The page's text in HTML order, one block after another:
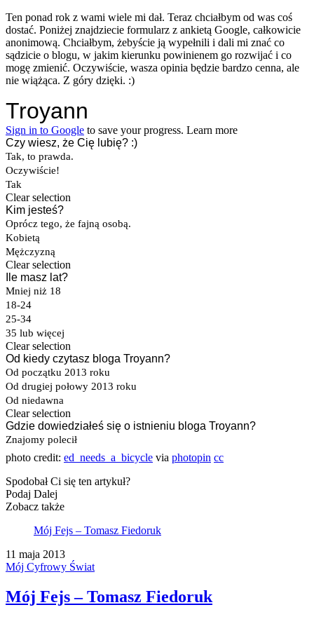
Ten ponad rok z wami wiele mi dał. Teraz chciałbym od was coś
dostać. Poniżej znajdziecie formularz z ankietą Google, całkowicie
anonimową. Chciałbym, żebyście ją wypełnili i dali mi znać co
sądzicie o blogu, w jakim kierunku powinienem go rozwijać i co
mogę zmienić. Oczywiście, wasza opinia będzie bardzo cenna, ale
nie wiążąca. Z góry dzięki. :)
photo credit: ed_needs_a_bicycle via photopin cc
Spodobał Ci się ten artykuł?
Podaj Dalej
Zobacz także
Mój Fejs – Tomasz Fiedoruk
11 maja 2013
Mój Cyfrowy Świat
Mój Fejs – Tomasz Fiedoruk